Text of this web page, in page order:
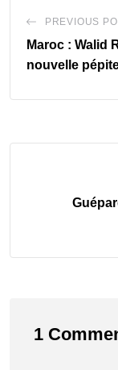
PREVIOUS
Maroc : Walid
nouvelle
1